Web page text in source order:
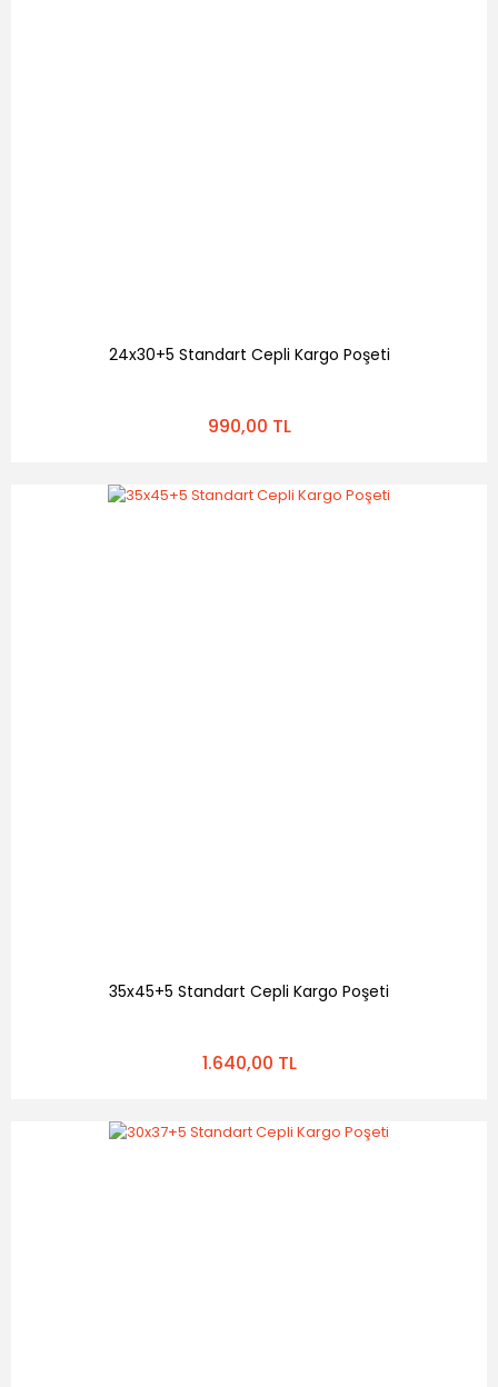
24x30+5 Standart Cepli Kargo Poşeti
990,00 TL
35x45+5 Standart Cepli Kargo Poşeti
1.640,00 TL